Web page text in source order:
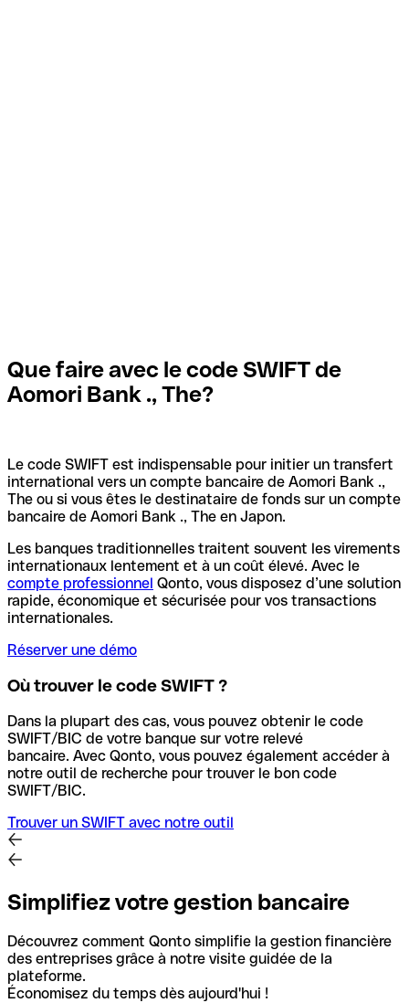
Que faire avec le code SWIFT de
Aomori Bank ., The?
Le code SWIFT est indispensable pour initier un transfert
international vers un compte bancaire de Aomori Bank .,
The ou si vous êtes le destinataire de fonds sur un compte
bancaire de Aomori Bank ., The en Japon.
Les banques traditionnelles traitent souvent les virements
internationaux lentement et à un coût élevé. Avec le
compte professionnel Qonto, vous disposez d’une solution
rapide, économique et sécurisée pour vos transactions
internationales.
Réserver une démo
Où trouver le code SWIFT ?
Dans la plupart des cas, vous pouvez obtenir le code
SWIFT/BIC de votre banque sur votre relevé
bancaire. Avec Qonto, vous pouvez également accéder à
notre outil de recherche pour trouver le bon code
SWIFT/BIC.
Trouver un SWIFT avec notre outil
Simplifiez votre gestion bancaire
Découvrez comment Qonto simplifie la gestion financière
des entreprises grâce à notre visite guidée de la
plateforme.
Économisez du temps dès aujourd'hui !